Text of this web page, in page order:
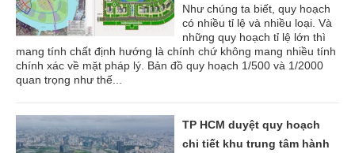
Như chúng ta biết, quy hoạch
có nhiều tỉ lệ và nhiều loại. Và
những quy hoạch tỉ lệ lớn thì
mang tính chất định hướng là chính chứ không mang nhiều tính
chính xác về mặt pháp lý. Bản đồ quy hoạch 1/500 và 1/2000
quan trọng như thế...
TP HCM duyệt quy hoạch
chi tiết khu trung tâm hành